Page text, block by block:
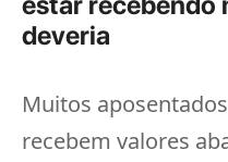
deveria
Muitos
recebem valores